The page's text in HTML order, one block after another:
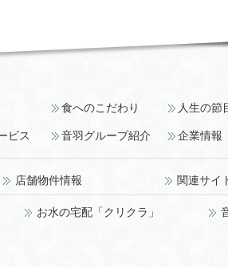
食へのこだわり 人生の節
ビス 音羽グループ紹介 企業情報
店舗物件情報 関連サイ
お水の宅配「クリクラ」